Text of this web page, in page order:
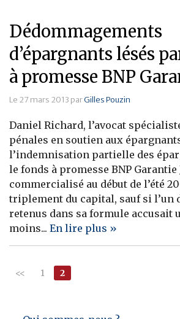
Dédommagements
d’épargnants lésés
à promesse BNP
Le 27 mars 2013 parGilles Pouzin
Daniel Richard, l’avocat
pénales en soutien aux
l’indemnisation partielle des
le fonds à promesse BNP Garantie
commercialisé au début de l’été
triplement du capital, sauf si l’un
retenus dans sa formule accusait
moins... En lire plus »
<< 1 2